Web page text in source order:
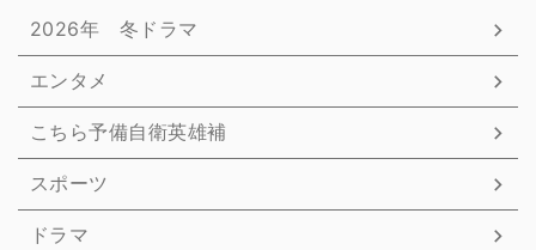
2026年 冬ドラマ
エンタメ
こちら予備自衛英雄補
スポーツ
ドラマ